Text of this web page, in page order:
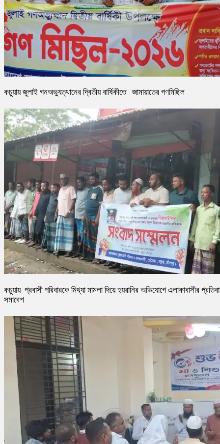
কচুয়ায় জুলাই গনঅভ্যুত্থানের দ্বিতীয় বার্ষিকীতে জামায়াতের গণমিছিল
কচুয়ায় প্রবাসী পরিবারকে মিথ্যা মামলা দিয়ে হয়রানির অভিযোগে এলাকাবাসীর
সমাবেশ